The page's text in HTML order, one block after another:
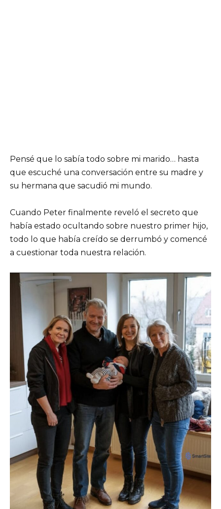
Pensé que lo sabía todo sobre mi marido… hasta
que escuché una conversación entre su madre y
su hermana que sacudió mi mundo.
Cuando Peter finalmente reveló el secreto que
había estado ocultando sobre nuestro primer hijo,
todo lo que había creído se derrumbó y comencé
a cuestionar toda nuestra relación.